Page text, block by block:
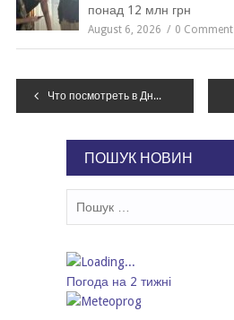
понад 12 млн грн
August 6, 2026 0 Comment
Навігація
Что посмотреть в Днепре: ТОП-12 кинопремьер второй половины января, которые нельзя пропускать, – ТРЕЙЛЕРЫ
ПОШУК НОВИН
Погода на 2 тижні